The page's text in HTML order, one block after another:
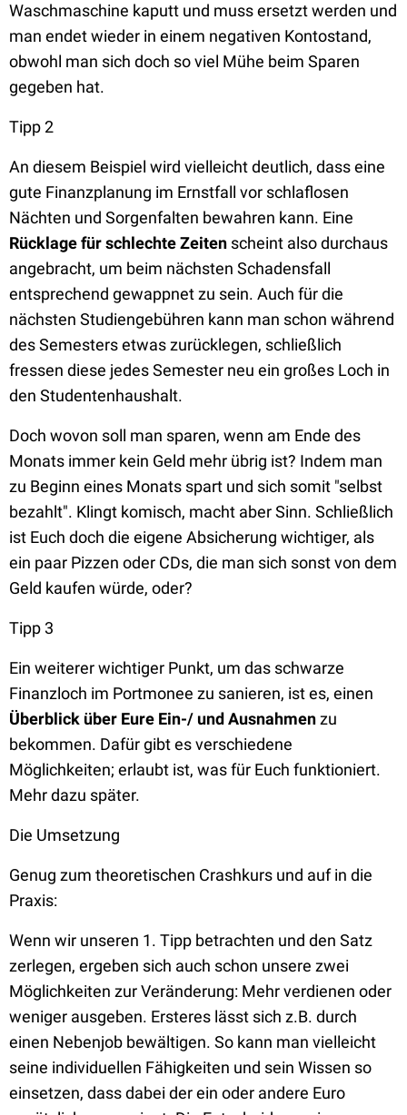
Waschmaschine kaputt und muss ersetzt werden und
man endet wieder in einem negativen Kontostand,
obwohl man sich doch so viel Mühe beim Sparen
gegeben hat.
Tipp 2
An diesem Beispiel wird vielleicht deutlich, dass eine
gute Finanzplanung im Ernstfall vor schlaflosen
Nächten und Sorgenfalten bewahren kann. Eine
Rücklage für schlechte Zeiten scheint also durchaus
angebracht, um beim nächsten Schadensfall
entsprechend gewappnet zu sein. Auch für die
nächsten Studiengebühren kann man schon während
des Semesters etwas zurücklegen, schließlich
fressen diese jedes Semester neu ein großes Loch in
den Studentenhaushalt.
Doch wovon soll man sparen, wenn am Ende des
Monats immer kein Geld mehr übrig ist? Indem man
zu Beginn eines Monats spart und sich somit "selbst
bezahlt". Klingt komisch, macht aber Sinn. Schließlich
ist Euch doch die eigene Absicherung wichtiger, als
ein paar Pizzen oder CDs, die man sich sonst von dem
Geld kaufen würde, oder?
Tipp 3
Ein weiterer wichtiger Punkt, um das schwarze
Finanzloch im Portmonee zu sanieren, ist es, einen
Überblick über Eure Ein-/ und Ausnahmenzu
bekommen. Dafür gibt es verschiedene
Möglichkeiten; erlaubt ist, was für Euch funktioniert.
Mehr dazu später.
Die Umsetzung
Genug zum theoretischen Crashkurs und auf in die
Praxis:
Wenn wir unseren 1. Tipp betrachten und den Satz
zerlegen, ergeben sich auch schon unsere zwei
Möglichkeiten zur Veränderung: Mehr verdienen oder
weniger ausgeben. Ersteres lässt sich z.B. durch
einen Nebenjob bewältigen. So kann man vielleicht
seine individuellen Fähigkeiten und sein Wissen so
einsetzen, dass dabei der ein oder andere Euro